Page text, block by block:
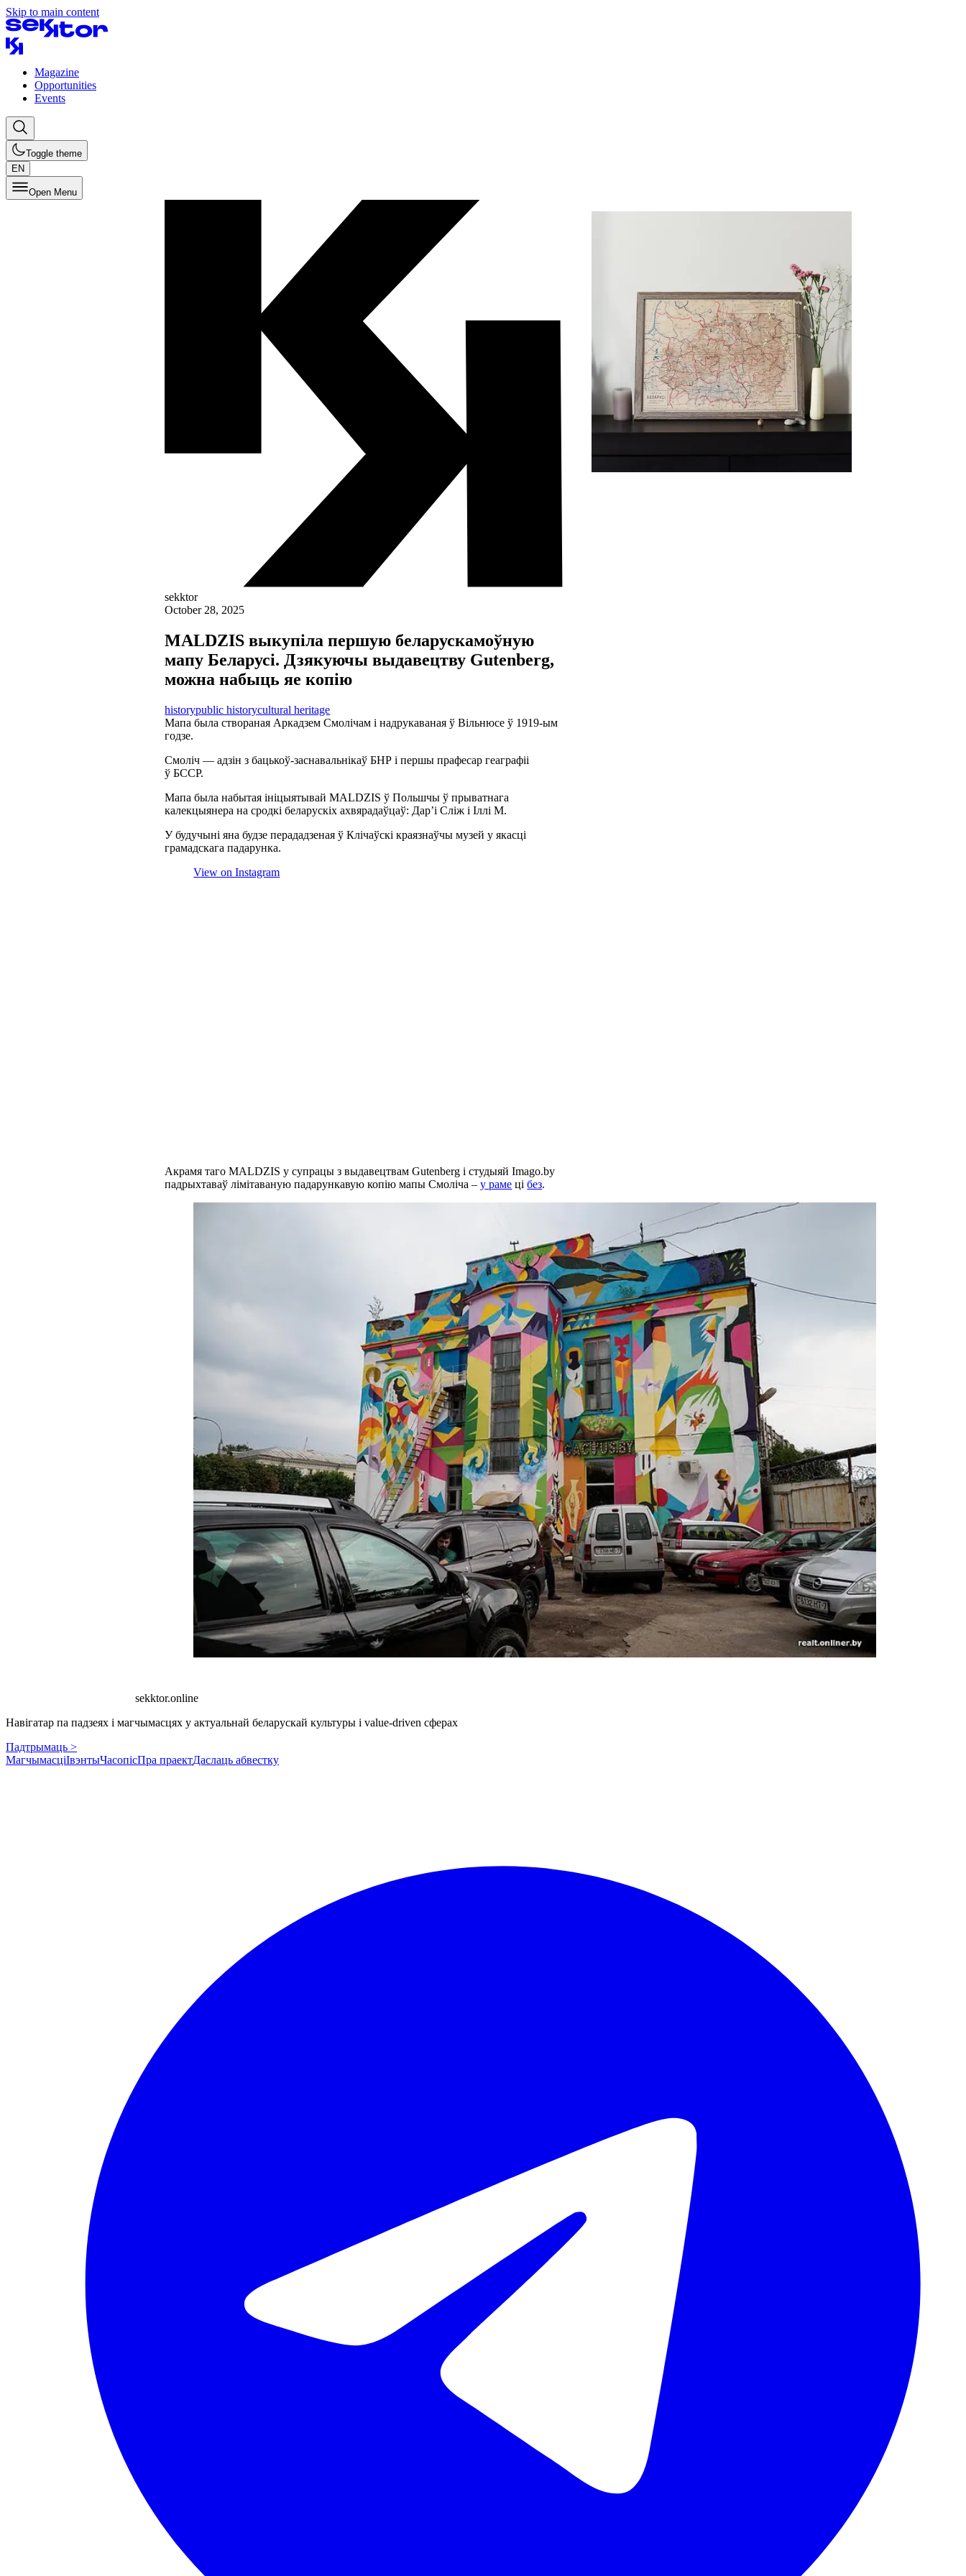
Skip to main content
Magazine
Opportunities
Events
Toggle theme
EN
Open Menu
sekktor
October 28, 2025
MALDZIS выкупіла першую беларускамоўную
мапу Беларусі. Дзякуючы выдавецтву Gutenberg,
можна набыць яе копію
historypublic historycultural heritage
Мапа была створаная Аркадзем Смолічам і надрукаваная ў Вільнюсе ў 1919-ым
годзе.
Смоліч — адзін з бацькоў-заснавальнікаў БНР і першы прафесар геаграфіі
ў БССР.
Мапа была набытая ініцыятывай MALDZIS ў Польшчы ў прыватнага
калекцыянера на сродкі беларускіх ахвярадаўцаў: Дар’і Сліж і Іллі М.
У будучыні яна будзе перададзеная ў Клічаўскі краязнаўчы музей у якасці
грамадскага падарунка.
View on Instagram
Акрамя таго MALDZIS у супрацы з выдавецтвам Gutenberg і студыяй Imago.by
падрыхтаваў лімітаваную падарункавую копію мапы Смоліча –у раме цібез.
sekktor.online
Навігатар па падзеях і магчымасцях у актуальнай беларускай культуры і value-driven сферах
Падтрымаць >
МагчымасціІвэнтыЧасопісПра праектДаслаць абвестку